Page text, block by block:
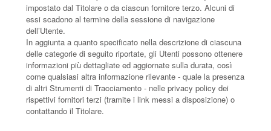
impostato dal Titolare o da ciascun fornitore terzo. Alcuni di
essi scadono al termine della sessione di navigazione
dell’Utente.
In aggiunta a quanto specificato nella descrizione di ciascuna
delle categorie di seguito riportate, gli Utenti possono ottenere
informazioni più dettagliate ed aggiornate sulla durata, così
come qualsiasi altra informazione rilevante - quale la presenza
di altri Strumenti di Tracciamento - nelle privacy policy dei
rispettivi fornitori terzi (tramite i link messi a disposizione) o
contattando il Titolare.